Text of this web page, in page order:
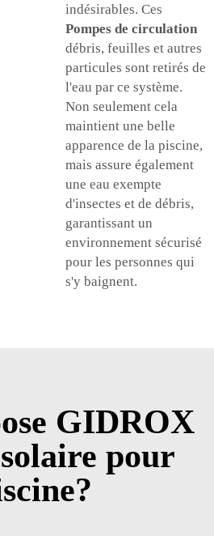
indésirables. Ces
Pompes de circulation
débris, feuilles et autres
particules sont retirés de
l'eau par ce système.
Non seulement cela
maintient une belle
apparence de la piscine,
mais assure également
une eau exempte
d'insectes et de débris,
garantissant un
environnement sécurisé
pour les personnes qui
s'y baignent.
GIDROX
pour